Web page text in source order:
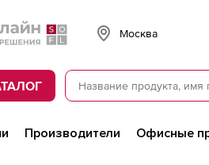
Москва
Производители Офисные